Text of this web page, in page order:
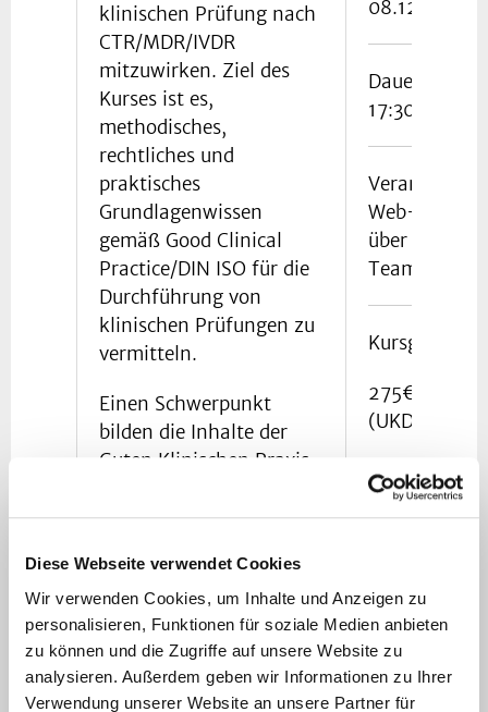
Diese Webseite verwendet Cookies
Wir verwenden Cookies, um Inhalte und Anzeigen zu
personalisieren, Funktionen für soziale Medien anbieten
zu können und die Zugriffe auf unsere Website zu
analysieren. Außerdem geben wir Informationen zu Ihrer
Verwendung unserer Website an unsere Partner für
klinischen Prüfung nach
CTR/MDR/IVDR
mitzuwirken. Ziel des
Kurses ist es,
methodisches,
rechtliches und
praktisches
Grundlagenwissen
gemäß Good Clinical
Practice/DIN ISO für die
Durchführung von
klinischen Prüfungen zu
vermitteln.
Einen Schwerpunkt
bilden die Inhalte der
Guten Klinischen Praxis
(14155,20916) und
rechtliche
Bestimmungen.
Weiterhin wird den
Teilnehmenden ein
umfassender Einblick in
08.12.2026
Dauer:
17:30 Uhr
Web-
über
Teams
275€ Intern
(UKD/HHU)
495€ Extern